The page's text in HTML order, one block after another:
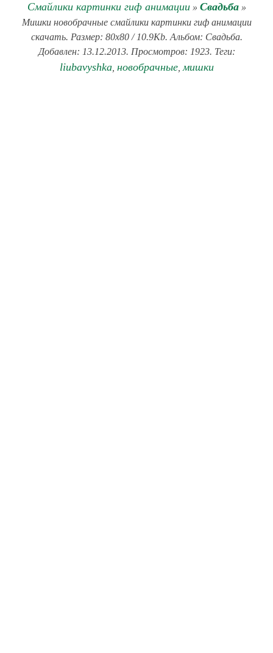
Смайлики картинки гиф анимации» Свадьба»
Мишки новобрачные смайлики картинки гиф анимации
скачать. Размер: 80x80 / 10.9Kb. Альбом: Свадьба.
Добавлен: 13.12.2013. Просмотров: 1923. Теги:
liubavyshka, новобрачные, мишки